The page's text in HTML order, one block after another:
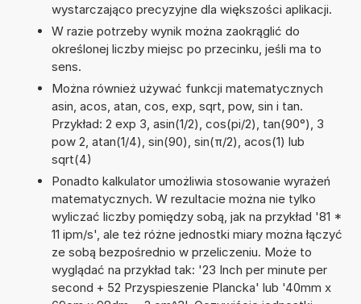
wystarczająco precyzyjne dla większości aplikacji.
W razie potrzeby wynik można zaokrąglić do
określonej liczby miejsc po przecinku, jeśli ma to
sens.
Można również używać funkcji matematycznych
asin, acos, atan, cos, exp, sqrt, pow, sin i tan.
Przykład: 2 exp 3, asin(1/2), cos(pi/2), tan(90°), 3
pow 2, atan(1/4), sin(90), sin(π/2), acos(1) lub
sqrt(4)
Ponadto kalkulator umożliwia stosowanie wyrażeń
matematycznych. W rezultacie można nie tylko
wyliczać liczby pomiędzy sobą, jak na przykład '81 *
11 ipm/s', ale też różne jednostki miary można łączyć
ze sobą bezpośrednio w przeliczeniu. Może to
wyglądać na przykład tak: '23 Inch per minute per
second + 52 Przyspieszenie Plancka' lub '40mm x